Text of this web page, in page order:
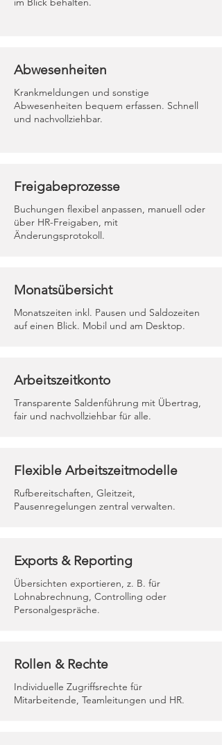
Abwesenheiten
Krankmeldungen und sonstige
Abwesenheiten bequem erfassen. Schnell
und nachvollziehbar.
Freigabeprozesse
Buchungen flexibel anpassen, manuell oder
über HR-Freigaben, mit
Änderungsprotokoll.
Monatsübersicht
Monatszeiten inkl. Pausen und Saldozeiten
auf einen Blick. Mobil und am Desktop.
Arbeitszeitkonto
Transparente Saldenführung mit Übertrag,
fair und nachvollziehbar für alle.
Flexible Arbeitszeitmodelle
Rufbereitschaften, Gleitzeit,
Pausenregelungen zentral verwalten.
Exports & Reporting
Übersichten exportieren, z. B. für
Lohnabrechnung, Controlling oder
Personalgespräche.
Rollen & Rechte
Individuelle Zugriffsrechte für
Mitarbeitende, Teamleitungen und HR.